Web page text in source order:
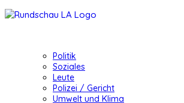
Politik
Soziales
Leute
Polizei / Gericht
Umwelt und Klima